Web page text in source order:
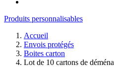
Produits personnalisables
Accueil
Envois protégés
Boites carton
Lot de 10 cartons de